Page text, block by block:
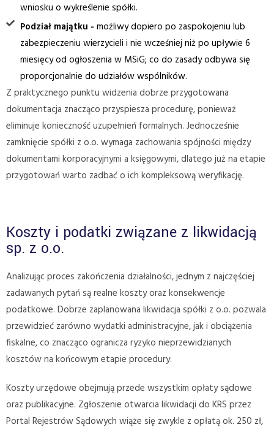
wniosku o wykreślenie spółki.
Podział majątku - możliwy dopiero po zaspokojeniu lub
zabezpieczeniu wierzycieli i nie wcześniej niż po upływie 6
miesięcy od ogłoszenia w MSiG; co do zasady odbywa się
proporcjonalnie do udziałów wspólników.
Z praktycznego punktu widzenia dobrze przygotowana
dokumentacja znacząco przyspiesza procedurę, ponieważ
eliminuje konieczność uzupełnień formalnych. Jednocześnie
zamknięcie spółki z o.o. wymaga zachowania spójności między
dokumentami korporacyjnymi a księgowymi, dlatego już na etapie
przygotowań warto zadbać o ich kompleksową weryfikację.
Koszty i podatki związane z likwidacją
sp. z o.o.
Analizując proces zakończenia działalności, jednym z najczęściej
zadawanych pytań są realne koszty oraz konsekwencje
podatkowe. Dobrze zaplanowana likwidacja spółki z o.o. pozwala
przewidzieć zarówno wydatki administracyjne, jak i obciążenia
fiskalne, co znacząco ogranicza ryzyko nieprzewidzianych
kosztów na końcowym etapie procedury.
Koszty urzędowe obejmują przede wszystkim opłaty sądowe
oraz publikacyjne. Zgłoszenie otwarcia likwidacji do KRS przez
Portal Rejestrów Sądowych wiąże się zwykle z opłatą ok. 250 zł,